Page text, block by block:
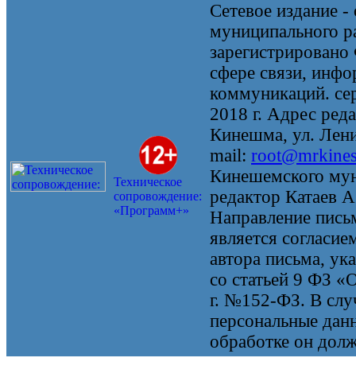
Техническое
сопровождение:
«Программ+»
Сетевое издание
муниципального
сфере связи,
коммуникаций.
2018 г. Адрес
Кинешма, ул.
mail:
Кинешемского
редактор Катаев
Направление
является
автора письма,
со статьей 9 ФЗ
г. №152-ФЗ. В
персональные
обработке он